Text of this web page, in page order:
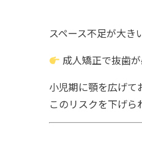
スペース不足が大き
成人矯正で抜歯
小児期に顎を広げて
このリスクを下げら